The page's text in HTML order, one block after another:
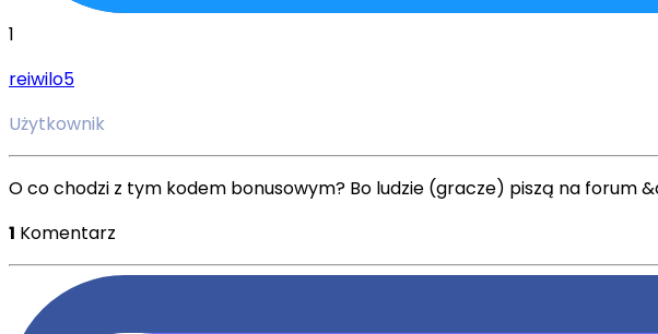
1
reiwilo5
Użytkownik
O co chodzi z tym kodem bonusowym? Bo ludzie (gracze) piszą na forum
1 Komentarz